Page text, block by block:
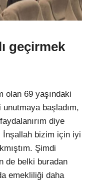
geçirmek
olan 69 yaşındaki
başladım,
diye
İnşallah bizim için iyi
Şimdi
de belki buradan
emekliliği daha